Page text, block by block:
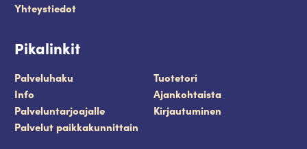
Yhteystiedot
Pikalinkit
Palveluhaku
Tuotetori
Info
Ajankohtaista
Palveluntarjoajalle
Kirjautuminen
Palvelut paikkakunnittain